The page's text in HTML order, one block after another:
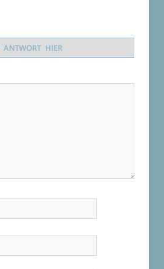
ANTWORT HIER